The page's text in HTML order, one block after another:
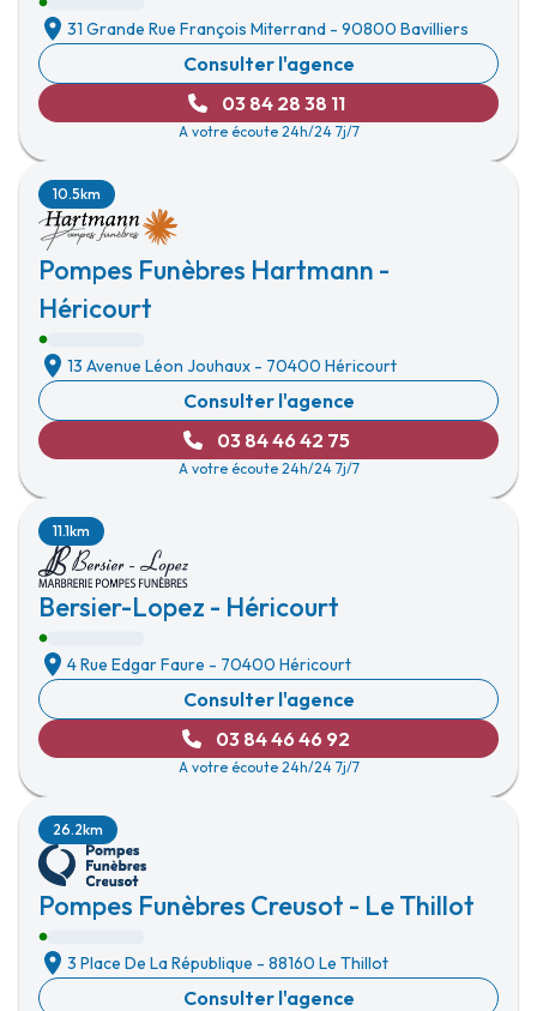
31 Grande Rue François Miterrand - 90800 Bavilliers
Consulter l'agence
03 84 28 38 11
A votre écoute 24h/24 7j/7
Pompes Funèbres Hartmann -
Héricourt
10.5km
13 Avenue Léon Jouhaux - 70400 Héricourt
Consulter l'agence
03 84 46 42 75
A votre écoute 24h/24 7j/7
Bersier-Lopez - Héricourt
11.1km
4 Rue Edgar Faure - 70400 Héricourt
Consulter l'agence
03 84 46 46 92
A votre écoute 24h/24 7j/7
Pompes Funèbres Creusot - Le Thillot
26.2km
3 Place De La République - 88160 Le Thillot
Consulter l'agence